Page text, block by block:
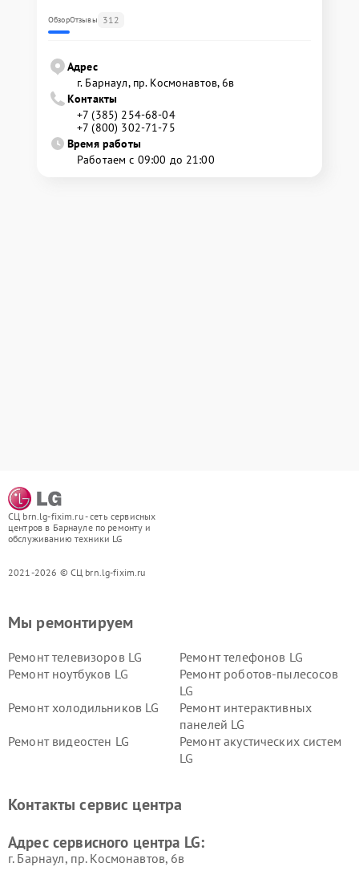
ОбзорОтзывы 312
Адрес
г. Барнаул, ​пр. Космонавтов, 6в
Контакты
+7 (385) 254-68-04
+7 (800) 302-71-75
Время работы
Работаем с 09:00 до 21:00
СЦ brn.lg-fixim.ru - сеть сервисных
центров в Барнауле по ремонту и
обслуживанию техники LG
2021-2026 © СЦ brn.lg-fixim.ru
Мы ремонтируем
Ремонт телевизоров LG
Ремонт телефонов LG
Ремонт ноутбуков LG
Ремонт роботов-пылесосов
LG
Ремонт холодильников LG
Ремонт интерактивных
панелей LG
Ремонт видеостен LG
Ремонт акустических систем
LG
Ремонт морозильных камер
Ремонт вертикальных
Контакты сервис центра
Адрес сервисного центра LG:
г. Барнаул, ​пр. Космонавтов, 6в